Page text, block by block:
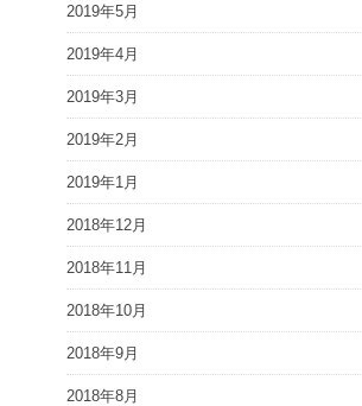
2019年5月
2019年4月
2019年3月
2019年2月
2019年1月
2018年12月
2018年11月
2018年10月
2018年9月
2018年8月